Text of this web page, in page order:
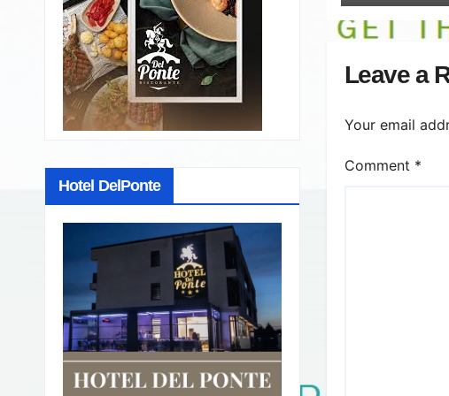
Hotel DelPonte
Leave a
Your email
Comment *